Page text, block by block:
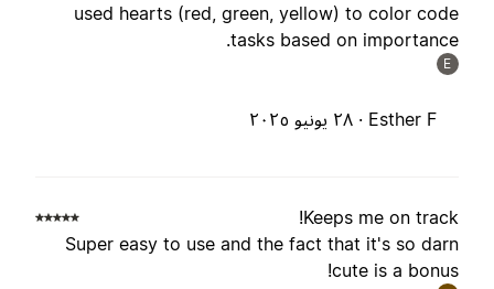
used hearts (red, green, yellow) to color
tasks based on
Esther F · ٢٨ يونيو ٢٠٢٥
Keeps me on
Super easy to use and the fact that it's so
cute is a